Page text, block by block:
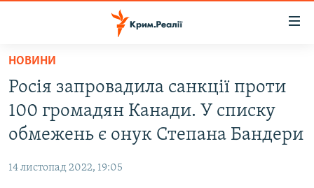
Перейти
основного
матеріалу
Перейти
до
основної
ВІДЕО ТА ФОТО
БЛОГИ
НОВИНИ
Росія запровадила санкції проти
100 громадян Канади. У списку
обмежень є онук Степана Бандери
14 листопад 2022, 19:05